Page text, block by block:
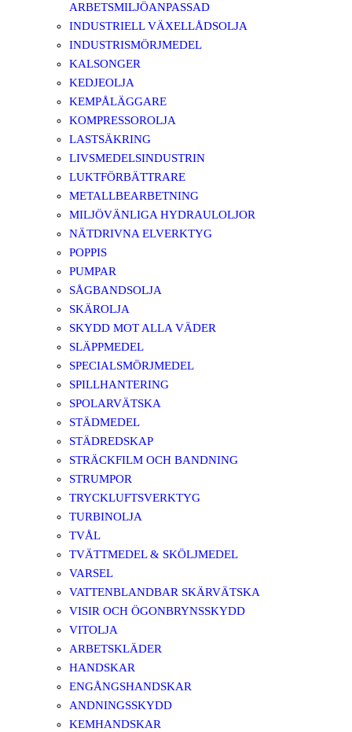
ARBETSMILJÖANPASSAD
INDUSTRIELL VÄXELLÅDSOLJA
INDUSTRISMÖRJMEDEL
KALSONGER
KEDJEOLJA
KEMPÅLÄGGARE
KOMPRESSOROLJA
LASTSÄKRING
LIVSMEDELSINDUSTRIN
LUKTFÖRBÄTTRARE
METALLBEARBETNING
MILJÖVÄNLIGA HYDRAULOLJOR
NÄTDRIVNA ELVERKTYG
POPPIS
PUMPAR
SÅGBANDSOLJA
SKÄROLJA
SKYDD MOT ALLA VÄDER
SLÄPPMEDEL
SPECIALSMÖRJMEDEL
SPILLHANTERING
SPOLARVÄTSKA
STÄDMEDEL
STÄDREDSKAP
STRÄCKFILM OCH BANDNING
STRUMPOR
TRYCKLUFTSVERKTYG
TURBINOLJA
TVÅL
TVÄTTMEDEL & SKÖLJMEDEL
VARSEL
VATTENBLANDBAR SKÄRVÄTSKA
VISIR OCH ÖGONBRYNSSKYDD
VITOLJA
ARBETSKLÄDER
HANDSKAR
ENGÅNGSHANDSKAR
ANDNINGSSKYDD
KEMHANDSKAR